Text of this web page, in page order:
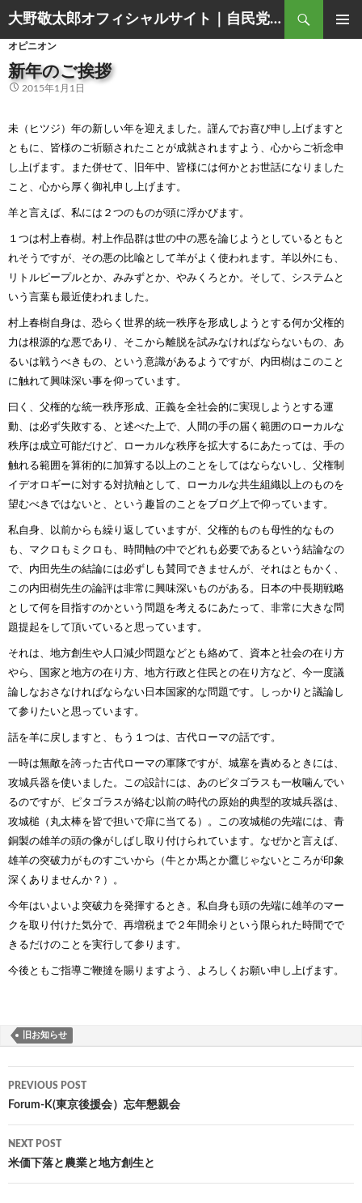
大野敬太郎オフィシャルサイト｜自民党香川３区衆議院議員
Search
TO
CONTENT
オピニオン
新年のご挨拶
2015年1月1日
未（ヒツジ）年の新しい年を迎えました。謹んでお喜び申し上げますと
ともに、皆様のご祈願されたことが成就されますよう、心からご祈念申
し上げます。また併せて、旧年中、皆様には何かとお世話になりました
こと、心から厚く御礼申し上げます。
羊と言えば、私には２つのものが頭に浮かびます。
１つは村上春樹。村上作品群は世の中の悪を論じようとしているともと
れそうですが、その悪の比喩として羊がよく使われます。羊以外にも、
リトルピープルとか、みみずとか、やみくろとか。そして、システムと
いう言葉も最近使われました。
村上春樹自身は、恐らく世界的統一秩序を形成しようとする何か父権的
力は根源的な悪であり、そこから離脱を試みなければならないもの、あ
るいは戦うべきもの、という意識があるようですが、内田樹はこのこと
に触れて興味深い事を仰っています。
曰く、父権的な統一秩序形成、正義を全社会的に実現しようとする運
動、は必ず失敗する、と述べた上で、人間の手の届く範囲のローカルな
秩序は成立可能だけど、ローカルな秩序を拡大するにあたっては、手の
触れる範囲を算術的に加算する以上のことをしてはならないし、父権制
イデオロギーに対する対抗軸として、ローカルな共生組織以上のものを
望むべきではないと、という趣旨のことをブログ上で仰っています。
私自身、以前からも繰り返していますが、父権的ものも母性的なもの
も、マクロもミクロも、時間軸の中でどれも必要であるという結論なの
で、内田先生の結論には必ずしも賛同できませんが、それはともかく、
この内田樹先生の論評は非常に興味深いものがある。日本の中長期戦略
として何を目指すのかという問題を考えるにあたって、非常に大きな問
題提起をして頂いていると思っています。
それは、地方創生や人口減少問題などとも絡めて、資本と社会の在り方
やら、国家と地方の在り方、地方行政と住民との在り方など、今一度議
論しなおさなければならない日本国家的な問題です。しっかりと議論し
て参りたいと思っています。
話を羊に戻しますと、もう１つは、古代ローマの話です。
一時は無敵を誇った古代ローマの軍隊ですが、城塞を責めるときには、
攻城兵器を使いました。この設計には、あのピタゴラスも一枚噛んでい
るのですが、ピタゴラスが絡む以前の時代の原始的典型的攻城兵器は、
攻城槌（丸太棒を皆で担いで扉に当てる）。この攻城槌の先端には、青
銅製の雄羊の頭の像がしばし取り付けられています。なぜかと言えば、
雄羊の突破力がものすごいから（牛とか馬とか鷹じゃないところが印象
深くありませんか？）。
今年はいよいよ突破力を発揮するとき。私自身も頭の先端に雄羊のマー
クを取り付けた気分で、再増税まで２年間余りという限られた時間でで
きるだけのことを実行して参ります。
今後ともご指導ご鞭撻を賜りますよう、よろしくお願い申し上げます。
旧お知らせ
Post
navigation
PREVIOUS POST
Forum-K(東京後援会）忘年懇親会
NEXT POST
米価下落と農業と地方創生と